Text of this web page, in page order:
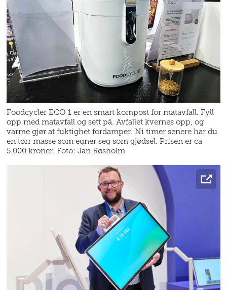
Foodcycler ECO 1 er en smart kompost for matavfall. Fyll
opp med matavfall og sett på. Avfallet kvernes opp, og
varme gjør at fuktighet fordamper. Ni timer senere har du
en tørr masse som egner seg som gjødsel. Prisen er ca
5.000 kroner. Foto: Jan Røsholm